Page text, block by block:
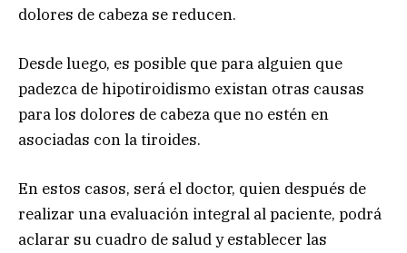
dolores de cabeza se reducen.
Desde luego, es posible que para alguien que
padezca de hipotiroidismo existan otras causas
para los dolores de cabeza que no estén en
asociadas con la tiroides.
En estos casos, será el doctor, quien después de
realizar una evaluación integral al paciente, podrá
aclarar su cuadro de salud y establecer las